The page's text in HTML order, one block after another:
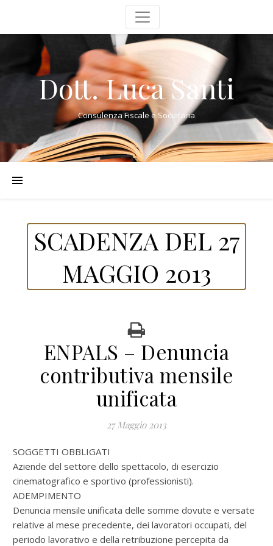
Dott. Luca Santi
Consulenza Fiscale e Societaria
SCADENZA DEL 27
MAGGIO 2013
ENPALS – Denuncia
contributiva mensile
unificata
27 Maggio 2013
SOGGETTI OBBLIGATI
Aziende del settore dello spettacolo, di esercizio
cinematografico e sportivo (professionisti).
ADEMPIMENTO
Denuncia mensile unificata delle somme dovute e versate
relative al mese precedente, dei lavoratori occupati, del
periodo lavorativo e della retribuzione percepita da